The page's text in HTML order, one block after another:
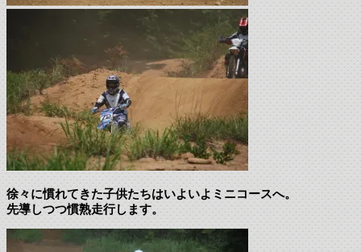
徐々に慣れてきた子供たちはいよいよミニコースへ。
先導しつつ慣熟走行します。